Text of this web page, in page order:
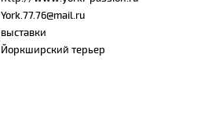
York.77.76@mail.ru
выставки
Йоркширский терьер